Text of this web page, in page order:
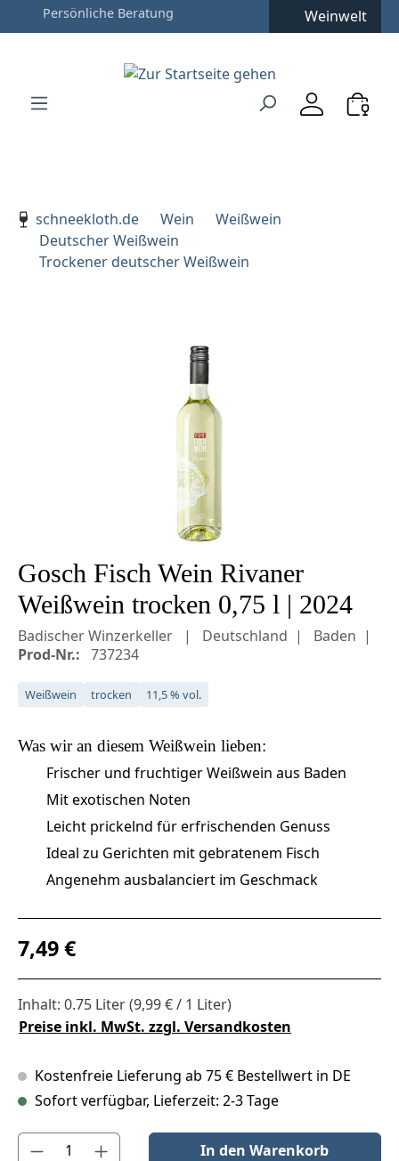
Zum Hauptinhalt springen
Zur Hauptnavigation springen
Weinwelt
schneekloth.de
Wein
Weißwein
Deutscher Weißwein
Trockener deutscher Weißwein
Bildergalerie überspringen
Gosch Fisch Wein Rivaner
Weißwein trocken 0,75 l | 2024
Badischer Winzerkeller Deutschland
Baden
Prod-Nr.: 737234
Weißwein trocken 11,5 % vol.
Was wir an diesem Weißwein lieben:
Frischer und fruchtiger Weißwein aus Baden
Mit exotischen Noten
Leicht prickelnd für erfrischenden Genuss
Ideal zu Gerichten mit gebratenem Fisch
Angenehm ausbalanciert im Geschmack
Regulärer Preis:
7,49 €
Inhalt: 0.75 Liter(9,99 € / 1 Liter)
Preise inkl. MwSt. zzgl. Versandkosten
Kostenfreie Lieferung ab 75 € Bestellwert in DE
Sofort verfügbar, Lieferzeit: 2-3 Tage
Produkt Anzahl: Gib den gewünschten Wert ein oder benutze
In den Warenkorb